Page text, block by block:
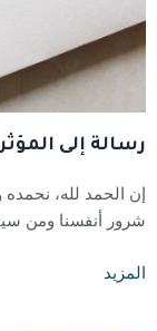
رسالة إلى
إن الحمد لله، نحمده
شرور أنفسنا ومن
المزيد